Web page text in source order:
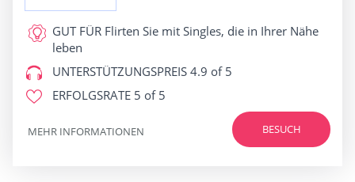
GUT FÜR Flirten Sie mit Singles, die in Ihrer Nähe
leben
UNTERSTÜTZUNGSPREIS 4.9 of 5
ERFOLGSRATE 5 of 5
BESUCH
MEHR INFORMATIONEN